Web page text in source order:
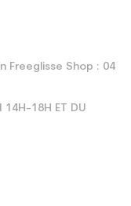
Freeglisse Shop : 04
14H-18H ET DU